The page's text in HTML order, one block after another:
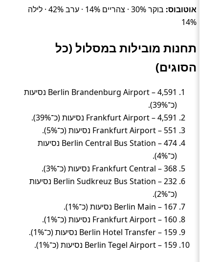
אוטובוס:
בוקר 30% · צהריים 14% · ערב 42% · לילה
14%
תחנות מובילות במסלול (כל
הסוגים)
Berlin Brandenburg Airport – 4,591 נסיעות
(כ־39%).
Frankfurt Airport – 4,591 נסיעות (כ־39%).
Frankfurt Airport – 551 נסיעות (כ־5%).
Berlin Central Bus Station – 474 נסיעות
(כ־4%).
Frankfurt Central – 368 נסיעות (כ־3%).
Berlin Sudkreuz Bus Station – 232 נסיעות
(כ־2%).
Berlin Main – 167 נסיעות (כ־1%).
Frankfurt Airport – 160 נסיעות (כ־1%).
Berlin Hotel Transfer – 159 נסיעות (כ־1%).
Berlin Tegel Airport – 159 נסיעות (כ־1%).